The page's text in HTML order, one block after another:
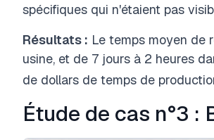
spécifiques qui n'étaient pas
Résultats : Le temps moyen de
usine, et de 7 jours à 2 heures
de dollars de temps de
Étude de cas n°3 :